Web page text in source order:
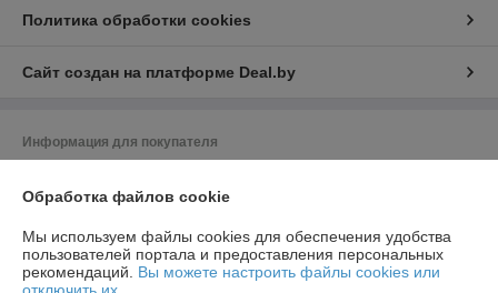
Политика обработки cookies
Сайт создан на платформе Deal.by
Информация для покупателя
220024, г. Минск, ул. Асаналиева, 27, офис 14
Регистрационный номер ЕГР: 192313709
УНП: 192313709
Обработка файлов cookie
Мы используем файлы cookies для обеспечения удобства
пользователей портала и предоставления персональных
рекомендаций. Вы можете настроить файлы cookies или